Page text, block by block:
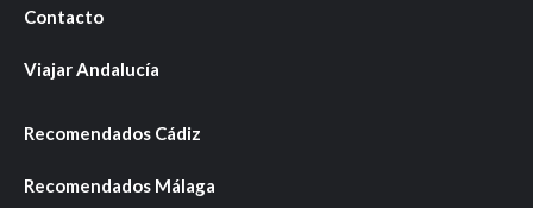
Contacto
Viajar Andalucía
Recomendados Cádiz
Recomendados Málaga